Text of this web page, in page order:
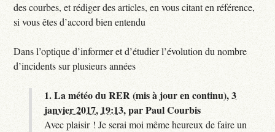
des courbes, et rédiger des articles, en vous citant en référence,
si vous êtes d’accord bien entendu
Dans l’optique d’informer et d’étudier l’évolution du nombre
d’incidents sur plusieurs années
1.La météo du RER (mis à jour en continu),3
janvier 2017, 19:13,parPaul Courbis
Avec plaisir ! Je serai moi même heureux de faire un